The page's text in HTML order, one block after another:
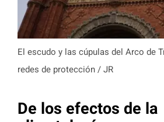
El escudo y las cúpulas del Arco de
redes de protección / JR
De los efectos de la